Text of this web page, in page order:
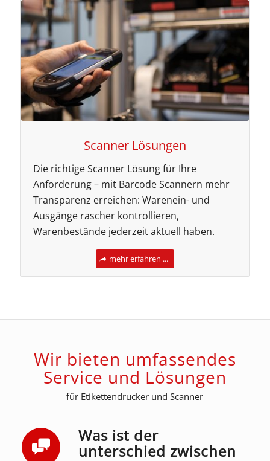
Scanner Lösungen
Die richtige Scanner Lösung für Ihre
Anforderung – mit Barcode Scannern mehr
Transparenz erreichen: Warenein- und
Ausgänge rascher kontrollieren,
Warenbestände jederzeit aktuell haben.
mehr erfahren ...
Wir bieten umfassendes
Service und Lösungen
für Etikettendrucker und Scanner
Was ist der
unterschied zwischen